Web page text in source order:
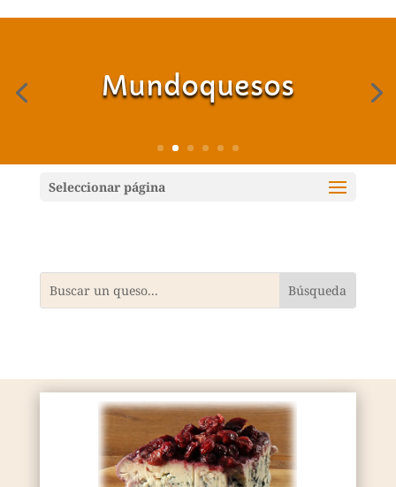
Mundoquesos
Seleccionar página